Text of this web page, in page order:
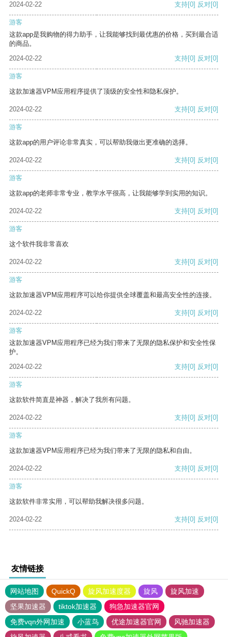
2024-02-22 支持[0] 反对[0]
游客
这款app是我购物的得力助手，让我能够找到最优惠的价格，买到最合适
的商品。
2024-02-22
支持[0] 反对[0]
游客
这款加速器VPM应用程序提供了顶级的安全性和隐私保护。
2024-02-22 支持[0] 反对[0]
游客
这款app的用户评论非常真实，可以帮助我做出更准确的选择。
2024-02-22 支持[0] 反对[0]
游客
这款app的老师非常专业，教学水平很高，让我能够学到实用的知识。
2024-02-22 支持[0] 反对[0]
游客
这个软件我非常喜欢
2024-02-22 支持[0] 反对[0]
游客
这款加速器VPM应用程序可以给你提供全球覆盖和最高安全性的连接。
2024-02-22 支持[0] 反对[0]
游客
这款加速器VPM应用程序已经为我们带来了无限的隐私保护和安全性保
护。
2024-02-22
支持[0] 反对[0]
游客
这款软件简直是神器，解决了我所有问题。
2024-02-22 支持[0] 反对[0]
游客
这款加速器VPM应用程序已经为我们带来了无限的隐私和自由。
2024-02-22 支持[0] 反对[0]
游客
这款软件非常实用，可以帮助我解决很多问题。
2024-02-22 支持[0] 反对[0]
友情链接
网站地图 QuickQ 旋风加速度器 旋风
旋风加速
坚果加速器
tiktok加速器
狗急加速器官网
免费vqn外网加速
小蓝鸟 优途加速器官网
风驰加速器